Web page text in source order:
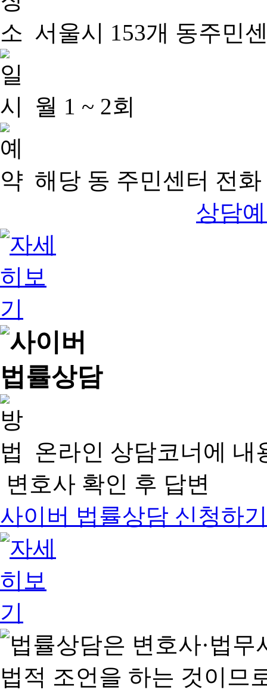
서울시 153개 동주민
월 1 ~ 2회
해당 동 주민센터 전
상담
온라인 상담코너에 내
변호사 확인 후 답변
사이버 법률상담 신청하기